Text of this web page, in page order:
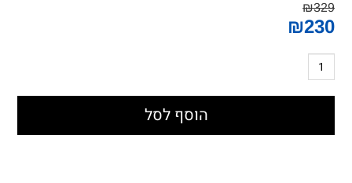
₪329
₪230
הוסף לסל